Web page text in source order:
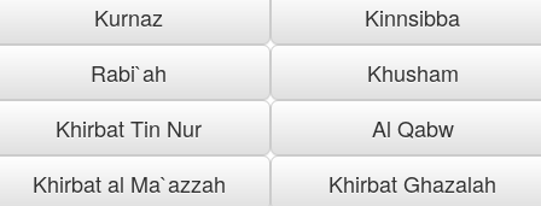
Kurnaz
Kinnsibba
Rabi`ah
Khusham
Khirbat Tin Nur
Al Qabw
Khirbat al Ma`azzah
Khirbat Ghazalah